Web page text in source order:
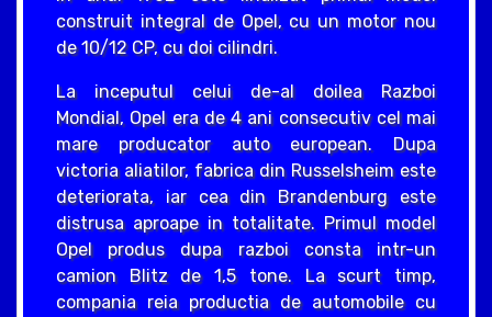
construit integral de Opel, cu un motor nou
de 10/12 CP, cu doi cilindri.
La inceputul celui de-al doilea Razboi
Mondial, Opel era de 4 ani consecutiv cel mai
mare producator auto european. Dupa
victoria aliatilor, fabrica din Russelsheim este
deteriorata, iar cea din Brandenburg este
distrusa aproape in totalitate. Primul model
Opel produs dupa razboi consta intr-un
camion Blitz de 1,5 tone. La scurt timp,
compania reia productia de automobile cu